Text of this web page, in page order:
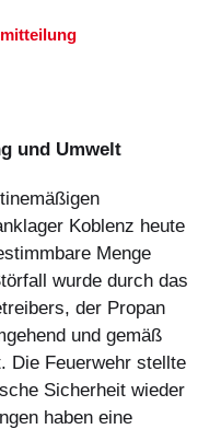
und Umwelt
Koblenz heute
Menge
wurde durch das
der Propan
und gemäß
Die Feuerwehr stellte
Sicherheit wieder
haben eine